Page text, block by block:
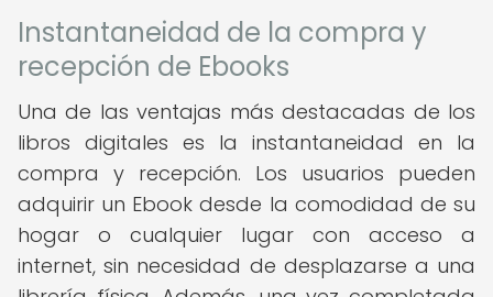
Instantaneidad de la compra y
recepción de Ebooks
Una de las ventajas más destacadas de los
libros digitales es la instantaneidad en la
compra y recepción. Los usuarios pueden
adquirir un Ebook desde la comodidad de su
hogar o cualquier lugar con acceso a
internet, sin necesidad de desplazarse a una